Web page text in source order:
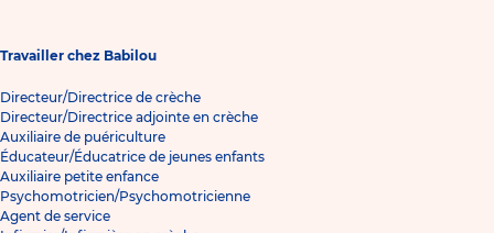
Travailler chez Babilou
Directeur/Directrice de crèche
Directeur/Directrice adjointe en crèche
Auxiliaire de puériculture
Éducateur/Éducatrice de jeunes enfants
Auxiliaire petite enfance
Psychomotricien/Psychomotricienne
Agent de service